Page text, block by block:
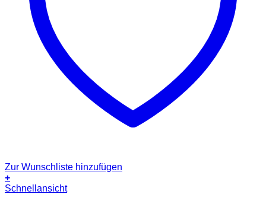
Zur Wunschliste hinzufügen
+
Schnellansicht